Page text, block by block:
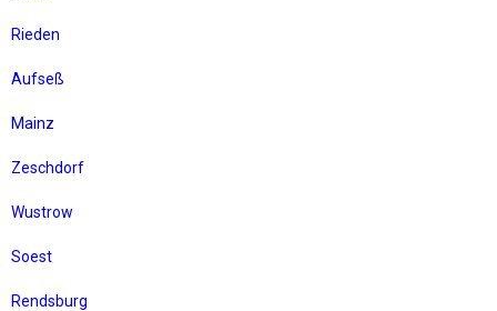
Rieden
Aufseß
Mainz
Zeschdorf
Wustrow
Soest
Rendsburg